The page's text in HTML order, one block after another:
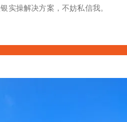
实操解决方案，不妨私信我。